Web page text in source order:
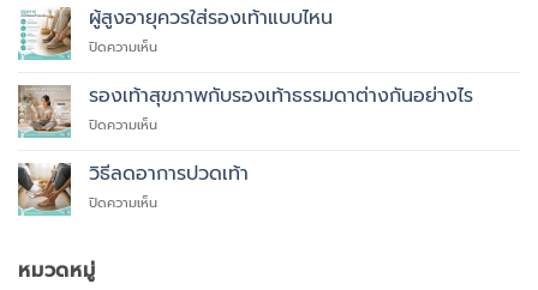
เหตุผล
คุณ
สั่ง
ตัด
รองเท้า
สุขภาพ
ผู้สูงอายุควรใส่รองเท้าแบบไหน
ปิดความเห็นบน
สูง
อายุ
ควร
รองเท้า
ไหน
รองเท้าสุขภาพกับรองเท้าธรรมดาต่างกันอย่างไร
ปิดความเห็นบน
สุขภาพ
กับ
รองเท้า
วิธีลดอาการปวดเท้า
ปิดความเห็นบน
หมวดหมู่